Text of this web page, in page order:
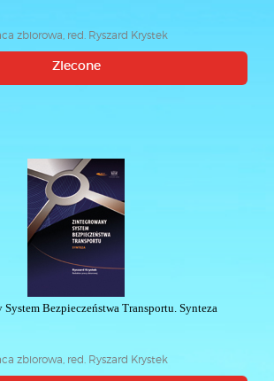
zbiorowa, red. Ryszard Krystek
Zlecone
Bezpieczeństwa Transportu. Synteza
zbiorowa, red. Ryszard Krystek